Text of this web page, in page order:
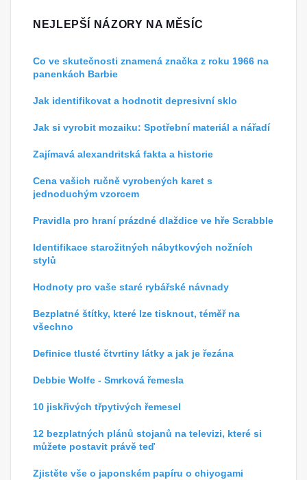
NEJLEPŠÍ NÁZORY NA MĚSÍC
Co ve skutečnosti znamená značka z roku 1966 na
panenkách Barbie
Jak identifikovat a hodnotit depresivní sklo
Jak si vyrobit mozaiku: Spotřební materiál a nářadí
Zajímavá alexandritská fakta a historie
Cena vašich ručně vyrobených karet s
jednoduchým vzorcem
Pravidla pro hraní prázdné dlaždice ve hře Scrabble
Identifikace starožitných nábytkových nožních
stylů
Hodnoty pro vaše staré rybářské návnady
Bezplatné štítky, které lze tisknout, téměř na
všechno
Definice tlusté čtvrtiny látky a jak je řezána
Debbie Wolfe - Smrková řemesla
10 jiskřivých třpytivých řemesel
12 bezplatných plánů stojanů na televizi, které si
můžete postavit právě teď
Zjistěte vše o japonském papíru o chiyogami